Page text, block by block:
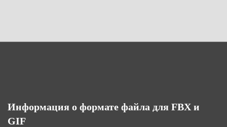
Информация о формате файла для FBX и
GIF